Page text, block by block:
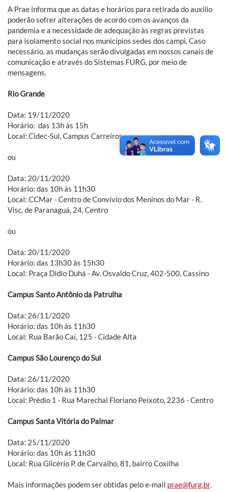
A Prae informa que as datas e horários para retirada do auxílio
poderão sofrer alterações de acordo com os avanços da
pandemia e a necessidade de adequação às regras previstas
para isolamento social nos municípios sedes dos campi. Caso
necessário, as mudanças serão divulgadas em nossos canais de
comunicação e através do Sistemas FURG, por meio de
mensagens.
Rio Grande
Data: 19/11/2020
Horário: das 13h às 15h
Local: Cidec-Sul, Campus Carreiros
ou
Data: 20/11/2020
Horário: das 10h às 11h30
Local: CCMar - Centro de Convívio dos Meninos do Mar - R.
Visc. de Paranaguá, 24, Centro
ou
Data: 20/11/2020
Horário: das 13h30 às 15h30
Local: Praça Didio Duhá - Av. Osvaldo Cruz, 402-500, Cassino
Campus Santo Antônio da Patrulha
Data: 26/11/2020
Horário: das 10h às 11h30
Local: Rua Barão Caí, 125 - Cidade Alta
Campus São Lourenço do Sul
Data: 26/11/2020
Horário: das 10h às 11h30
Local: Prédio 1 - Rua Marechal Floriano Peixoto, 2236 - Centro
Campus Santa Vitória do Palmar
Data: 25/11/2020
Horário: das 10h às 11h30
Local: Rua Glicério P. de Carvalho, 81, bairro Coxilha
Mais informações podem ser obtidas pelo e-mail prae@furg.br.